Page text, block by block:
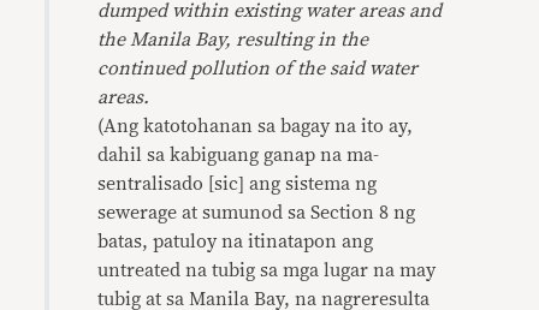
dumped within existing water areas and
the Manila Bay, resulting in the
continued pollution of the said water
areas.
(Ang katotohanan sa bagay na ito ay,
dahil sa kabiguang ganap na ma-
sentralisado [sic] ang sistema ng
sewerage at sumunod sa Section 8 ng
batas, patuloy na itinatapon ang
untreated na tubig sa mga lugar na may
tubig at sa Manila Bay, na nagreresulta